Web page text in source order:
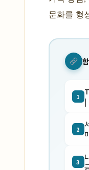
문화를 형
1 |
2
3